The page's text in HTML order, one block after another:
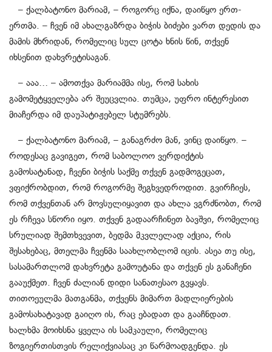
– ქალბატონო მარიამ, – როგორც იქნა, დაიწყო ერთ-
ერთმა. – ჩვენ იმ ახალგაზრდა ბიჭის ბიძები ვართ დედის და
მამის მხრიდან, რომელიც სულ ცოტა ხნის წინ, თქვენ
იხსენით დახვრეტისაგან.
– ააა… – ამოთქვა მარიამმა ისე, რომ სახის
გამომეტყველება არ შეუცვლია. თუმცა, უფრო ინტერესით
მიაჩერდა იმ დაუპატიჟებელ სტუმრებს.
– ქალბატონო მარიამ, – განაგრძო მან, ვინც დაიწყო. –
როდესაც გავიგეთ, რომ საბოლოო ვერდიქტის
გამოსატანად, ჩვენი ბიჭის საქმე თქვენ გადმოგეცათ,
ვფიქრობდით, რომ როგორმე შეგხვედროდით. გვირჩიეს,
რომ თქვენთან არ მოვსულიყავით და ახლა ვგრძნობთ, რომ
ეს რჩევა სწორი იყო. თქვენ გადაარჩინეთ ბავშვი, რომელიც
სრულიად შემთხვევით, ბედმა მკვლელად აქცია, რის
შესახებაც, მთელმა ჩვენმა საახლობლომ იცის. ასეა თუ ისე,
სასამართლომ დახვრეტა გამოუტანა და თქვენ ეს განაჩენი
გააუქმეთ. ჩვენ ძალიან დიდი სანათესაო გვყავს.
თითოეულმა მათგანმა, თქვენს მიმართ მადლიერების
გამოსახატავად გაიღო ის, რაც ებადათ და გააჩნდათ.
ხალხმა მოიხსნა ყველა ის სამკაული, რომელიც
ზოგიერთისთვის რელიქვიასაც კი წარმოადგენდა. ეს